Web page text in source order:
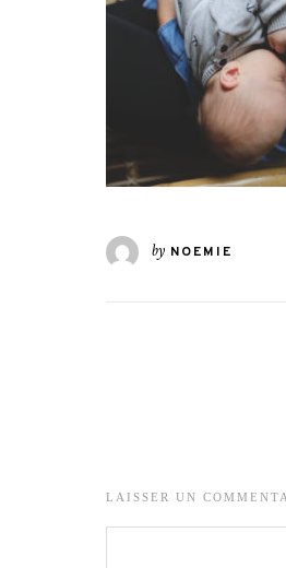
by NOEMIE
LAISSER UN